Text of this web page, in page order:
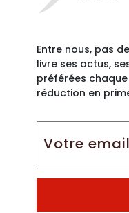
Entre nous, pas
livre ses actus,
préférées
réduction en
email*